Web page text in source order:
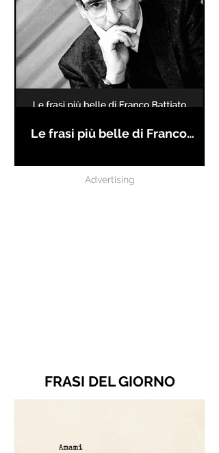
Le frasi più belle di Franco
Advertising
FRASI DEL GIORNO